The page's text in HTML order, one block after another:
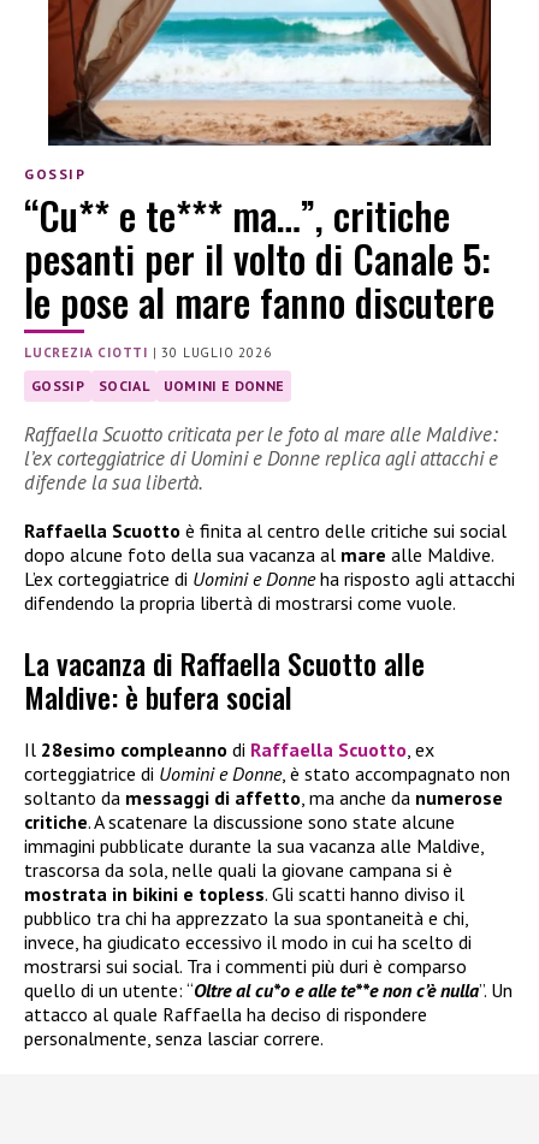
GOSSIP
“Cu** e te*** ma…”, critiche
pesanti per il volto di Canale 5:
le pose al mare fanno discutere
LUCREZIA CIOTTI |30 LUGLIO 2026
GOSSIP SOCIAL UOMINI E DONNE
Raffaella Scuotto criticata per le foto al mare alle Maldive:
l’ex corteggiatrice di Uomini e Donne replica agli attacchi e
difende la sua libertà.
Raffaella Scuotto è finita al centro delle critiche sui social
dopo alcune foto della sua vacanza al mare alle Maldive.
L’ex corteggiatrice di Uomini e Donneha risposto agli attacchi
difendendo la propria libertà di mostrarsi come vuole.
La vacanza di Raffaella Scuotto alle
Maldive: è bufera social
Il 28esimo compleanno di Raffaella Scuotto, ex
corteggiatrice di Uomini e Donne, è stato accompagnato non
soltanto da messaggi di affetto, ma anche da numerose
critiche. A scatenare la discussione sono state alcune
immagini pubblicate durante la sua vacanza alle Maldive,
trascorsa da sola, nelle quali la giovane campana si è
mostrata in bikini e topless. Gli scatti hanno diviso il
pubblico tra chi ha apprezzato la sua spontaneità e chi,
invece, ha giudicato eccessivo il modo in cui ha scelto di
mostrarsi sui social. Tra i commenti più duri è comparso
quello di un utente: “Oltre al cu*o e alle te**e non c’è nulla”. Un
attacco al quale Raffaella ha deciso di rispondere
personalmente, senza lasciar correre.